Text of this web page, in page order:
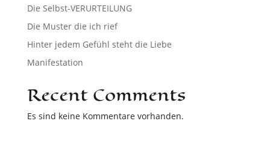
Die Selbst-VERURTEILUNG
Die Muster die ich rief
Hinter jedem Gefühl steht die Liebe
Manifestation
Recent Comments
Es sind keine Kommentare vorhanden.